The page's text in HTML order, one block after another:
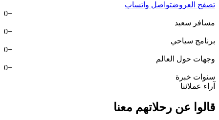
تصفح العروضتواصل واتساب
0+
مسافر سعيد
0+
برنامج سياحي
0+
وجهات حول العالم
0+
سنوات خبرة
آراء عملائنا
قالوا عن رحلاتهم معنا